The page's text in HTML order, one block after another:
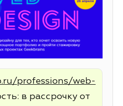
professions/web-
в рассрочку от